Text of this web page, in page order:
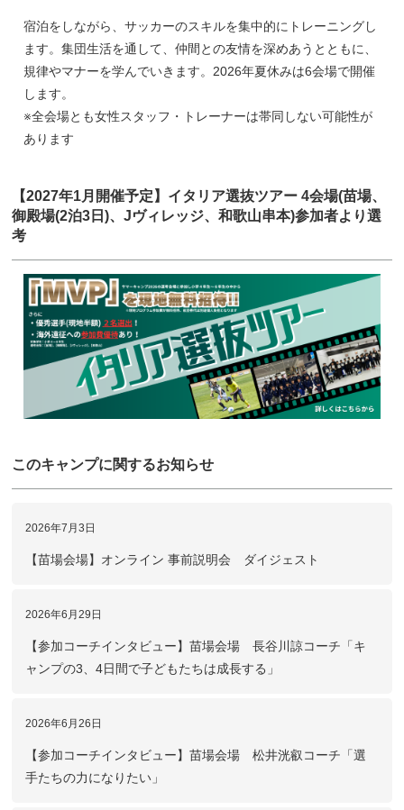
宿泊をしながら、サッカーのスキルを集中的にトレーニングし
ます。集団生活を通して、仲間との友情を深めあうとともに、
規律やマナーを学んでいきます。2026年夏休みは6会場で開催
します。
※全会場とも女性スタッフ・トレーナーは帯同しない可能性が
あります
【2027年1月開催予定】イタリア選抜ツアー 4会場(苗場、
御殿場(2泊3日)、Jヴィレッジ、和歌山串本)参加者より選
考
このキャンプに関するお知らせ
2026年7月3日
【苗場会場】オンライン 事前説明会 ダイジェスト
2026年6月29日
【参加コーチインタビュー】苗場会場 長谷川諒コーチ「キ
ャンプの3、4日間で子どもたちは成長する」
2026年6月26日
【参加コーチインタビュー】苗場会場 松井洸叡コーチ「選
手たちの力になりたい」